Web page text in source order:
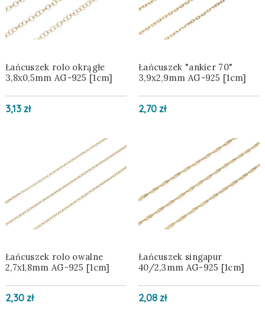
Łańcuszek rolo okrągłe
3,8x0,5mm AG-925 [1cm]
3,13 zł
Łańcuszek "ankier 70"
3,9x2,9mm AG-925 [1cm]
2,70 zł
Łańcuszek rolo owalne
2,7x1,8mm AG-925 [1cm]
2,30 zł
Łańcuszek singapur
40/2,3mm AG-925 [1cm]
2,08 zł